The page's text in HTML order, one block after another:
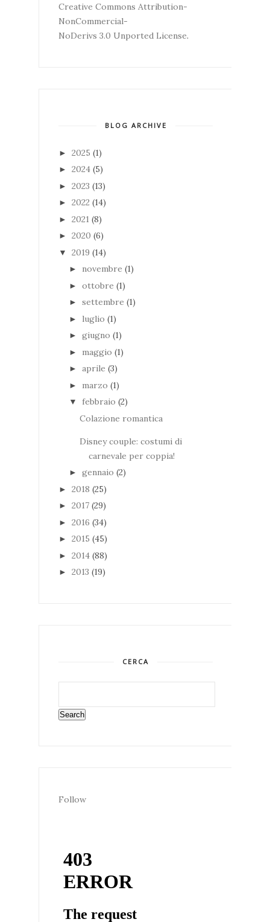
Creative Commons Attribution-
NonCommercial-
NoDerivs 3.0 Unported License.
BLOG ARCHIVE
► 2025 (1)
► 2024 (5)
► 2023 (13)
► 2022 (14)
► 2021 (8)
► 2020 (6)
▼ 2019 (14)
► novembre (1)
► ottobre (1)
► settembre (1)
► luglio (1)
► giugno (1)
► maggio (1)
► aprile (3)
► marzo (1)
▼ febbraio (2)
Colazione romantica
Disney couple: costumi di
carnevale per coppia!
► gennaio (2)
► 2018 (25)
► 2017 (29)
► 2016 (34)
► 2015 (45)
► 2014 (88)
► 2013 (19)
CERCA
Follow